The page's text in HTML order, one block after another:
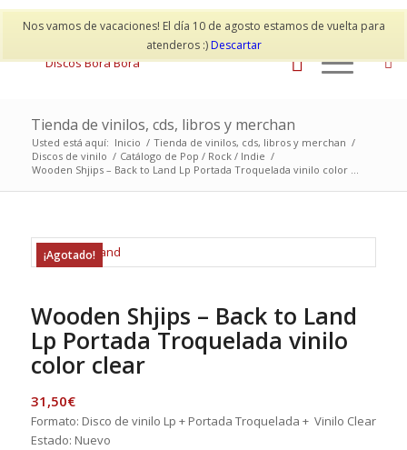
Nos vamos de vacaciones! El día 10 de agosto estamos de vuelta para
atenderos :)Descartar
Mi cuenta Contacto
Tienda de vinilos, cds, libros y merchan
Usted está aquí: Inicio / Tienda de vinilos, cds, libros y merchan /
Discos de vinilo / Catálogo de Pop / Rock / Indie /
Wooden Shjips – Back to Land Lp Portada Troquelada vinilo color ...
¡Agotado!
Wooden Shjips – Back to Land
Lp Portada Troquelada vinilo
color clear
31,50€
Formato: Disco de vinilo Lp + Portada Troquelada + Vinilo Clear
Estado: Nuevo